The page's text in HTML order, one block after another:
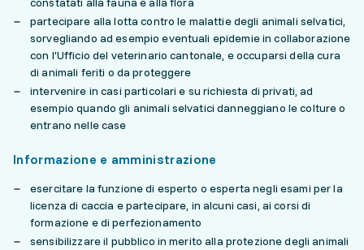
partecipare alla lotta contro le malattie degli animali selvatici,
sorvegliando ad esempio eventuali epidemie in collaborazione
con l’Ufficio del veterinario cantonale, e occuparsi della cura
di animali feriti o da proteggere
intervenire in casi particolari e su richiesta di privati, ad
esempio quando gli animali selvatici danneggiano le colture o
entrano nelle case
Informazione e amministrazione
esercitare la funzione di esperto o esperta negli esami per la
licenza di caccia e partecipare, in alcuni casi, ai corsi di
formazione e di perfezionamento
sensibilizzare il pubblico in merito alla protezione degli animali